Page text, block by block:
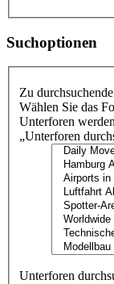
Suchoptionen
Zu
Wählen Sie das
Unterforen
„Unterforen
Unterforen